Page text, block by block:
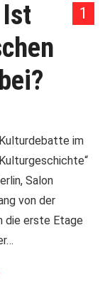
1
im
Salon
von der
die erste Etage